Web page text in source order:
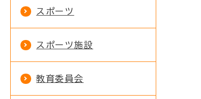
スポーツ
スポーツ施設
教育委員会